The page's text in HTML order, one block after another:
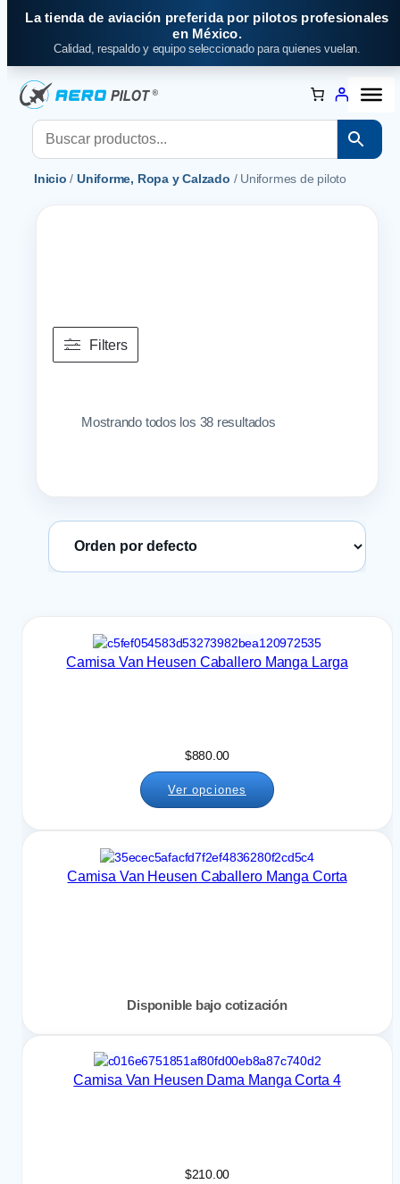
Saltar
La tienda de aviación preferida por pilotos profesionales
en México.
Calidad, respaldo y equipo seleccionado para quienes vuelan.
Inicio /Uniforme, Ropa y Calzado / Uniformes de piloto
Filters
Mostrando todos los 38 resultados
Camisa Van Heusen Caballero Manga Larga
$880.00
Ver opciones
Camisa Van Heusen Caballero Manga Corta
Disponible bajo cotización
Camisa Van Heusen Dama Manga Corta 4
$210.00